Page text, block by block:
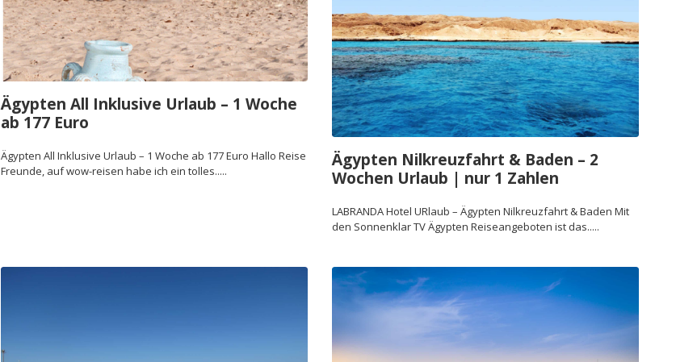
Ägypten All Inklusive Urlaub – 1 Woche
ab 177 Euro
Ägypten All Inklusive Urlaub – 1 Woche ab 177 Euro Hallo Reise
Freunde, auf wow-reisen habe ich ein tolles.....
Ägypten Nilkreuzfahrt & Baden – 2
Wochen Urlaub | nur 1 Zahlen
LABRANDA Hotel URlaub – Ägypten Nilkreuzfahrt & Baden Mit
den Sonnenklar TV Ägypten Reiseangeboten ist das.....